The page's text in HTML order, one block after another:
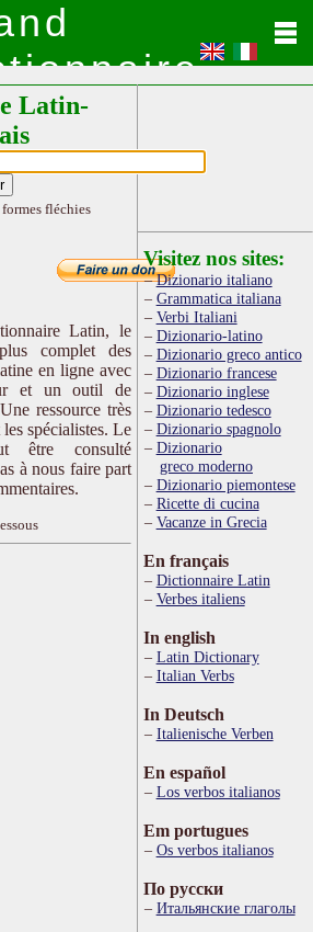
Latin-
fléchies
Latin, le
complet des
en ligne avec
et un outil de
ressource très
spécialistes. Le
être consulté
à nous faire part
Visitez nos sites:
Dizionario italiano
Grammatica italiana
Verbi Italiani
Dizionario-latino
Dizionario greco antico
Dizionario francese
Dizionario inglese
Dizionario tedesco
Dizionario spagnolo
Dizionario
greco moderno
Dizionario piemontese
Ricette di cucina
Vacanze in Grecia
En français
Dictionnaire Latin
Verbes italiens
In english
Latin Dictionary
Italian Verbs
In Deutsch
Italienische Verben
En español
Los verbos italianos
Em portugues
Os verbos italianos
По русски
Итальянские глаголы